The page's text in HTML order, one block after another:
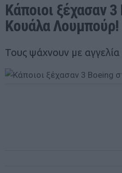
Κάποιοι ξέχασαν
Κουάλα Λουμπούρ!
Τους ψάχνουν με αγγελία